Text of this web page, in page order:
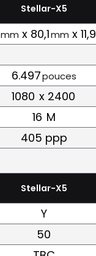
Stellar-X5
mm x 80,1mm x 11,9
6.497pouces
1080 x 2400
16 M
405 ppp
Stellar-X5
Y
50